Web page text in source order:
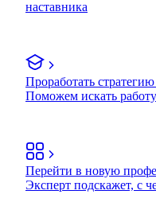
наставника
Проработать
Поможем искать
Перейти в новую
Эксперт подскажет, с